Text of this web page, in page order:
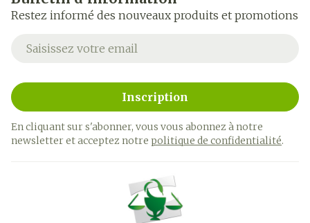
Restez informé des nouveaux produits et promotions
Adresse mail
Inscription
En cliquant sur s'abonner, vous vous abonnez à notre
newsletter et acceptez notre politique de confidentialité.